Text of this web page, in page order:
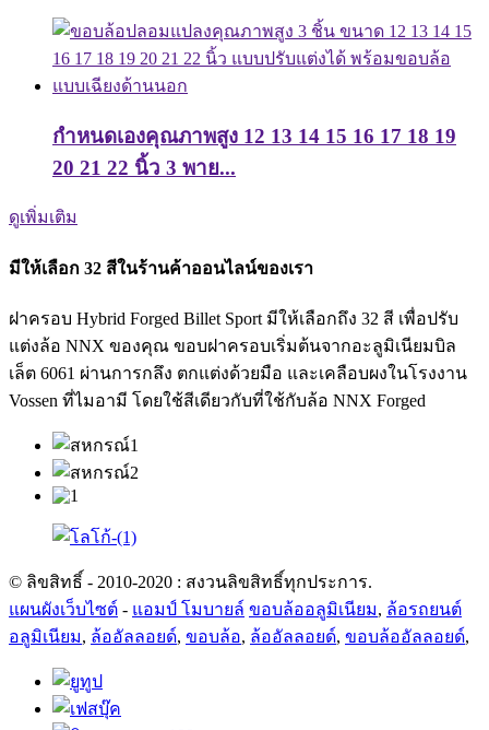
กำหนดเองคุณภาพสูง 12 13 14 15 16 17 18 19
20 21 22 นิ้ว 3 พาย...
ดูเพิ่มเติม
มีให้เลือก 32 สีในร้านค้าออนไลน์ของเรา
ฝาครอบ Hybrid Forged Billet Sport มีให้เลือกถึง 32 สี เพื่อปรับ
แต่งล้อ NNX ของคุณ ขอบฝาครอบเริ่มต้นจากอะลูมิเนียมบิล
เล็ต 6061 ผ่านการกลึง ตกแต่งด้วยมือ และเคลือบผงในโรงงาน
Vossen ที่ไมอามี โดยใช้สีเดียวกับที่ใช้กับล้อ NNX Forged
© ลิขสิทธิ์ - 2010-2020 : สงวนลิขสิทธิ์ทุกประการ.
แผนผังเว็บไซต์ - แอมป์ โมบายล์ ขอบล้ออลูมิเนียม, ล้อรถยนต์
อลูมิเนียม, ล้ออัลลอยด์, ขอบล้อ, ล้ออัลลอยด์, ขอบล้ออัลลอยด์,